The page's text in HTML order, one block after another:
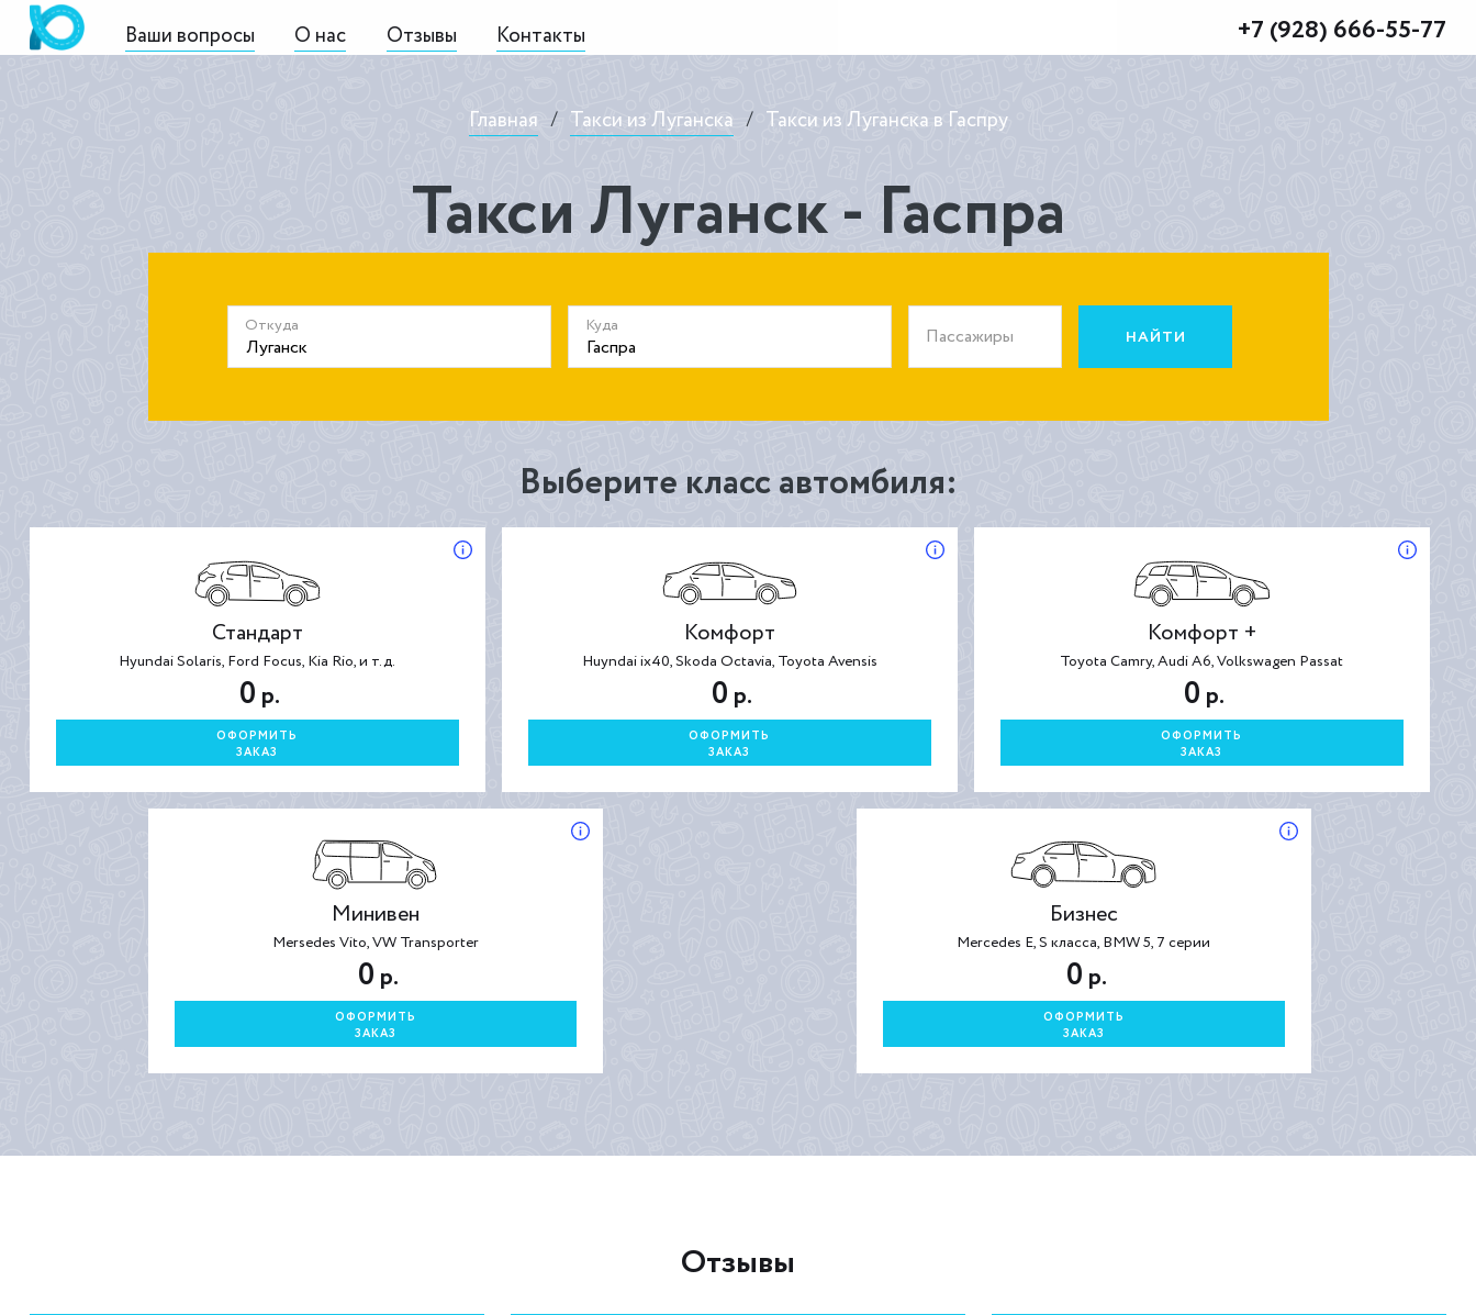
Ваши вопросы О нас Отзывы Контакты +7 (928) 666-55-77
Главная / Такси из Луганска / Такси из Луганска в Гаспру
Такси Луганск - Гаспра
Откуда Куда Пассажиры НАЙТИ
Выберите класс автомбиля:
Стандарт
Hyundai Solaris, Ford Focus, Kia Rio, и т.д.
0 р.
ОФОРМИТЬ
ЗАКАЗ
Комфорт
Huyndai ix40, Skoda Octavia, Toyota Avensis
0 р.
ОФОРМИТЬ
ЗАКАЗ
Комфорт +
Toyota Camry, Audi A6, Volkswagen Passat
0 р.
ОФОРМИТЬ
ЗАКАЗ
Минивен
Mersedes Vito, VW Transporter
0 р.
ОФОРМИТЬ
ЗАКАЗ
Бизнес
Mercedes E, S класса, BMW 5, 7 серии
0 р.
ОФОРМИТЬ
ЗАКАЗ
Отзывы